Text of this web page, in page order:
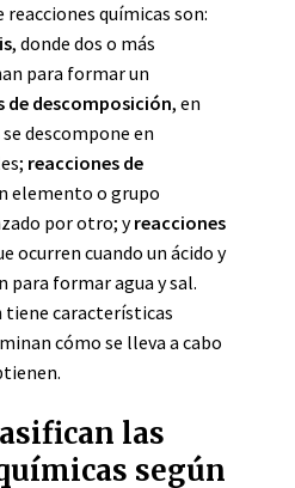
químicas son:
, donde dos o más
para formar un
de descomposición, en
descompone en
reacciones de
elemento o grupo
por otro; yreacciones
ocurren cuando un ácido y
para formar agua y sal.
tiene características
cómo se lleva a cabo
las
según